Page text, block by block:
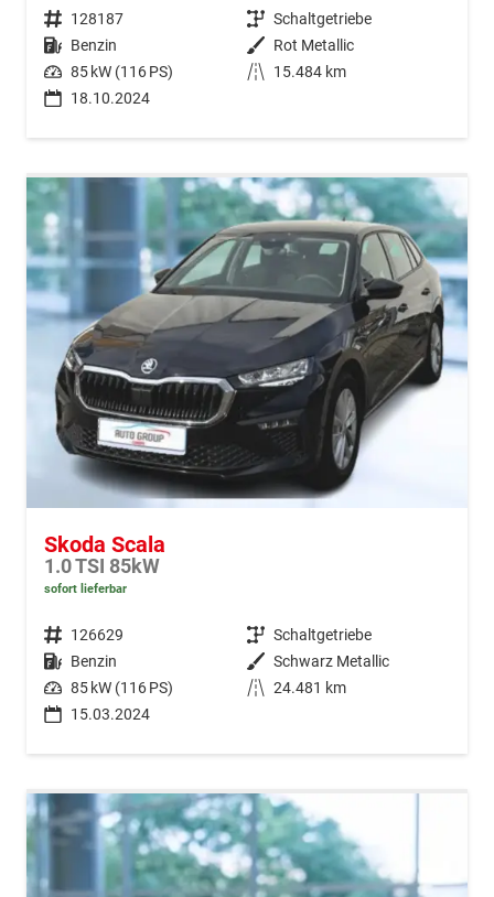
Fahrzeugnr. 128187 Getriebe Schaltgetriebe
Kraftstoff Benzin Außenfarbe Rot Metallic
Leistung 85 kW (116 PS) Kilometerstand
15.484 km
18.10.2024
Skoda Scala
1.0 TSI 85kW
sofort lieferbar
Fahrzeugnr. 126629 Getriebe Schaltgetriebe
Kraftstoff Benzin Außenfarbe Schwarz Metallic
Leistung 85 kW (116 PS) Kilometerstand 24.481 km
15.03.2024